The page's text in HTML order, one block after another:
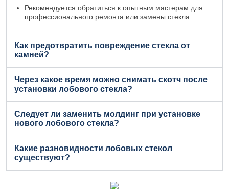
Рекомендуется обратиться к опытным мастерам для
профессионального ремонта или замены стекла.
Как предотвратить повреждение стекла от
камней?
Через какое время можно снимать скотч после
установки лобового стекла?
Следует ли заменить молдинг при установке
нового лобового стекла?
Какие разновидности лобовых стекол
существуют?